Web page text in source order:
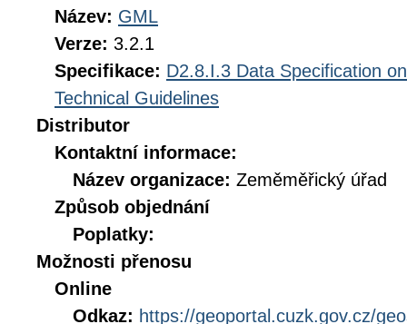
Název: GML
Verze: 3.2.1
Specifikace: D2.8.I.3 Data Specification
Technical Guidelines
Distributor
Kontaktní informace:
Název organizace: Zeměměřický úřad
Způsob objednání
Poplatky:
Možnosti přenosu
Online
Odkaz: https://geoportal.cuzk.gov.cz/